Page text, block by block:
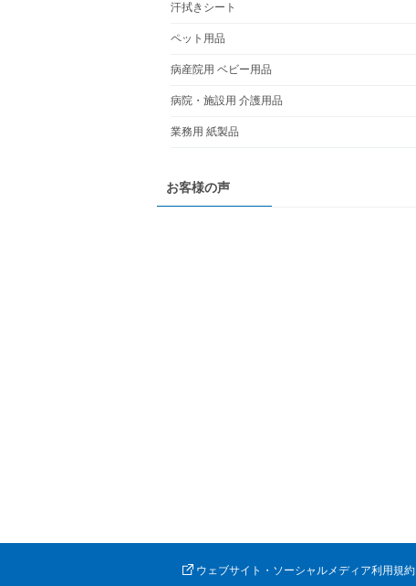
汗拭きシート
ペット用品
病産院用 ベビー用品
病院・施設用 介護用品
業務用 紙製品
お客様の声
ウェブサイト・ソーシャルメディア利用規約